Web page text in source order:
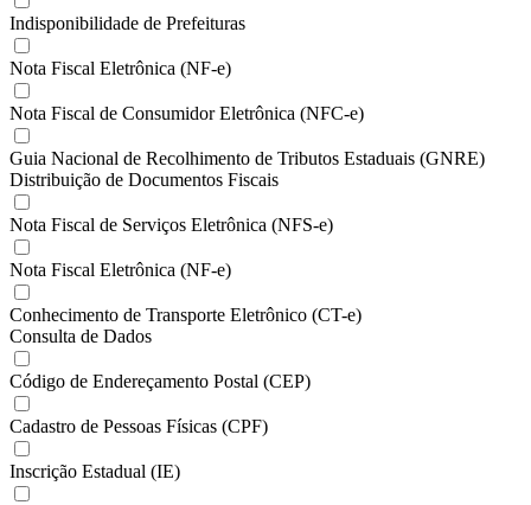
Indisponibilidade de Prefeituras
Nota Fiscal Eletrônica (NF-e)
Nota Fiscal de Consumidor Eletrônica (NFC-e)
Guia Nacional de Recolhimento de Tributos Estaduais (GNRE)
Distribuição de Documentos Fiscais
Nota Fiscal de Serviços Eletrônica (NFS-e)
Nota Fiscal Eletrônica (NF-e)
Conhecimento de Transporte Eletrônico (CT-e)
Consulta de Dados
Código de Endereçamento Postal (CEP)
Cadastro de Pessoas Físicas (CPF)
Inscrição Estadual (IE)